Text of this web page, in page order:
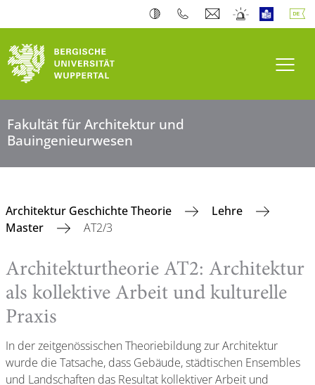
Fakultät für Architektur und
Bauingenieurwesen
Architektur Geschichte Theorie
Lehre
Master
AT2/3
Architekturtheorie AT2: Architektur
als kollektive Arbeit und kulturelle
Praxis
In der zeitgenössischen Theoriebildung zur Architektur
wurde die Tatsache, dass Gebäude, städtischen Ensembles
und Landschaften das Resultat kollektiver Arbeit und